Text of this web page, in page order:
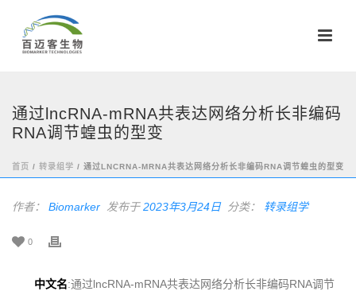
通过lncRNA-mRNA共表达网络分析长非编码
RNA调节蝗虫的型变
首页 / 转录组学 / 通过LNCRNA-MRNA共表达网络分析长非编码RNA调节蝗虫的型变
作者： Biomarker 发布于2023年3月24日 分类： 转录组学
0
中文名:通过lncRNA-mRNA共表达网络分析长非编码RNA调节